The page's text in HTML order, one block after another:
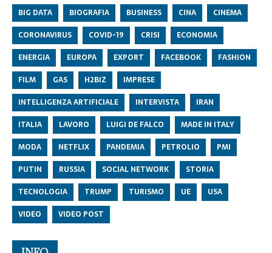
BIG DATA
BIOGRAFIA BUSINESS CINA
CINEMA
CORONAVIRUS
COVID-19 CRISI
ECONOMIA
ENERGIA
EUROPA EXPORT FACEBOOK
FASHION
FILM
GAS H2BIZ
IMPRESE
INTELLIGENZA ARTIFICIALE
INTERVISTA
IRAN
ITALIA
LAVORO LUIGI DE FALCO
MADE IN ITALY
MODA
NETFLIX PANDEMIA PETROLIO
PMI
PUTIN
RUSSIA SOCIAL NETWORK
STORIA
TECNOLOGIA
TRUMP TURISMO UE
USA
VIDEO
VIDEO POST